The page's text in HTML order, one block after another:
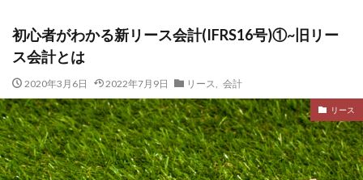
初心者がわかる新リース会計(IFRS16号)①~旧リー
ス会計とは
2020年3月6日 2022年7月9日 リース 会計
リース